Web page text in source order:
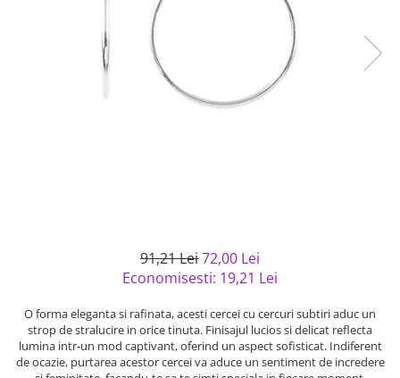
Bijuterii argint placat cu aur
Bijuterii argint cu diverse
Bijuterii gotice si rock
91,21 Lei72,00 Lei
Economisesti: 19,21 Lei
O forma eleganta si rafinata, acesti cercei cu cercuri subtiri aduc un
strop de stralucire in orice tinuta. Finisajul lucios si delicat reflecta
lumina intr-un mod captivant, oferind un aspect sofisticat. Indiferent
de ocazie, purtarea acestor cercei va aduce un sentiment de incredere